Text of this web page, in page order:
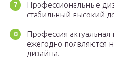
Профессиональные
стабильный высокий
Профессия актуальная
ежегодно появляются
дизайна.